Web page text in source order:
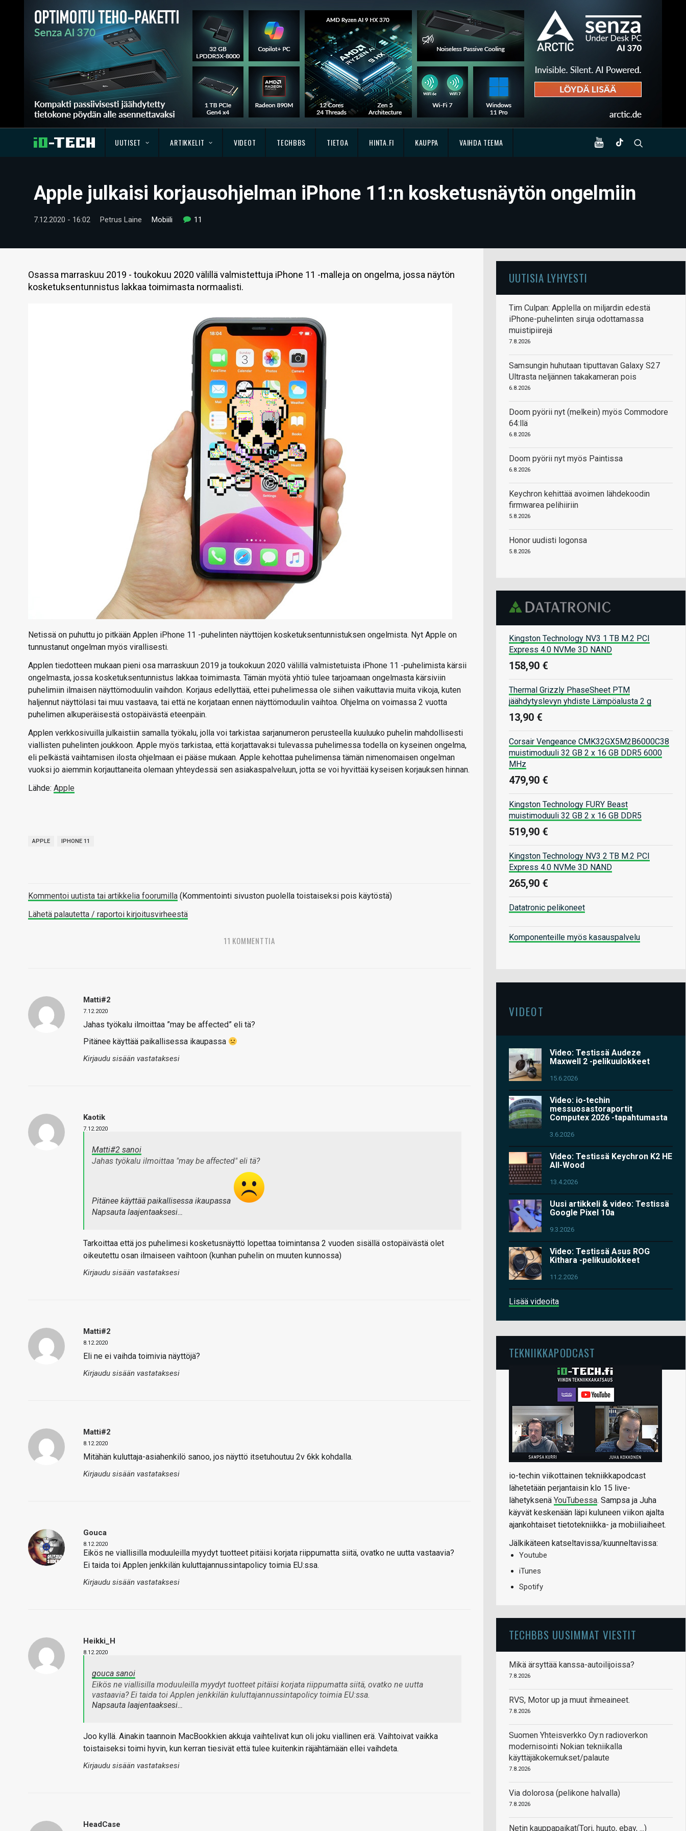
UUTISET ARTIKKELIT VIDEOT TECHBBS TIETOA HINTA.FI KAUPPA VAIHDA TEEMA
Apple julkaisi korjausohjelman iPhone 11:n kosketusnäytön ongelmiin
7.12.2020 - 16:02 Petrus Laine Mobiili 11
Osassa marraskuu 2019 - toukokuu 2020 välillä valmistettuja iPhone 11 -malleja on ongelma, jossa näytön
kosketuksentunnistus lakkaa toimimasta normaalisti.
Netissä on puhuttu jo pitkään Applen iPhone 11 -puhelinten näyttöjen kosketuksentunnistuksen ongelmista. Nyt Apple on
tunnustanut ongelman myös virallisesti.
Applen tiedotteen mukaan pieni osa marraskuun 2019 ja toukokuun 2020 välillä valmistetuista iPhone 11 -puhelimista kärsii
ongelmasta, jossa kosketuksentunnistus lakkaa toimimasta. Tämän myötä yhtiö tulee tarjoamaan ongelmasta kärsiviin
puhelimiin ilmaisen näyttömoduulin vaihdon. Korjaus edellyttää, ettei puhelimessa ole siihen vaikuttavia muita vikoja, kuten
haljennut näyttölasi tai muu vastaava, tai että ne korjataan ennen näyttömoduulin vaihtoa. Ohjelma on voimassa 2 vuotta
puhelimen alkuperäisestä ostopäivästä eteenpäin.
Applen verkkosivuilla julkaistiin samalla työkalu, jolla voi tarkistaa sarjanumeron perusteella kuuluuko puhelin mahdollisesti
viallisten puhelinten joukkoon. Apple myös tarkistaa, että korjattavaksi tulevassa puhelimessa todella on kyseinen ongelma,
eli pelkästä vaihtamisen ilosta ohjelmaan ei pääse mukaan. Apple kehottaa puhelimensa tämän nimenomaisen ongelman
vuoksi jo aiemmin korjauttaneita olemaan yhteydessä sen asiakaspalveluun, jotta se voi hyvittää kyseisen korjauksen hinnan.
Lähde: Apple
APPLE IPHONE 11
Kommentoi uutista tai artikkelia foorumilla (Kommentointi sivuston puolella toistaiseksi pois käytöstä)
Lähetä palautetta / raportoi kirjoitusvirheestä
11 KOMMENTTIA
Matti#2
7.12.2020
Jahas työkalu ilmoittaa ”may be affected” eli tä?
Pitänee käyttää paikallisessa ikaupassa
Kirjaudu sisään vastataksesi
Kaotik
7.12.2020
Matti#2 sanoi
Jahas työkalu ilmoittaa "may be affected" eli tä?
Pitänee käyttää paikallisessa ikaupassa
Napsauta laajentaaksesi…
Tarkoittaa että jos puhelimesi kosketusnäyttö lopettaa toimintansa 2 vuoden sisällä ostopäivästä olet
oikeutettu osan ilmaiseen vaihtoon (kunhan puhelin on muuten kunnossa)
Kirjaudu sisään vastataksesi
Matti#2
8.12.2020
Eli ne ei vaihda toimivia näyttöjä?
Kirjaudu sisään vastataksesi
Matti#2
8.12.2020
Mitähän kuluttaja-asiahenkilö sanoo, jos näyttö itsetuhoutuu 2v 6kk kohdalla.
Kirjaudu sisään vastataksesi
Gouca
8.12.2020
Eikös ne viallisilla moduuleilla myydyt tuotteet pitäisi korjata riippumatta siitä, ovatko ne uutta vastaavia?
Ei taida toi Applen jenkkilän kuluttajannussintapolicy toimia EU:ssa.
Kirjaudu sisään vastataksesi
Heikki_H
8.12.2020
gouca sanoi
Eikös ne viallisilla moduuleilla myydyt tuotteet pitäisi korjata riippumatta siitä, ovatko ne uutta
vastaavia? Ei taida toi Applen jenkkilän kuluttajannussintapolicy toimia EU:ssa.
Napsauta laajentaaksesi…
Joo kyllä. Ainakin taannoin MacBookkien akkuja vaihtelivat kun oli joku viallinen erä. Vaihtoivat vaikka
toistaiseksi toimi hyvin, kun kerran tiesivät että tulee kuitenkin räjähtämään ellei vaihdeta.
Kirjaudu sisään vastataksesi
HeadCase
UUTISIA LYHYESTI
Tim Culpan: Applella on miljardin edestä
iPhone-puhelinten siruja odottamassa
muistipiirejä
7.8.2026
Samsungin huhutaan tiputtavan Galaxy S27
Ultrasta neljännen takakameran pois
6.8.2026
Doom pyörii nyt (melkein) myös Commodore
64:llä
6.8.2026
Doom pyörii nyt myös Paintissa
6.8.2026
Keychron kehittää avoimen lähdekoodin
firmwarea pelihiiriin
5.8.2026
Honor uudisti logonsa
5.8.2026
Kingston Technology NV3 1 TB M.2 PCI
Express 4.0 NVMe 3D NAND
158,90 €
Thermal Grizzly PhaseSheet PTM
jäähdytyslevyn yhdiste Lämpöalusta 2 g
13,90 €
Corsair Vengeance CMK32GX5M2B6000C38
muistimoduuli 32 GB 2 x 16 GB DDR5 6000
MHz
479,90 €
Kingston Technology FURY Beast
muistimoduuli 32 GB 2 x 16 GB DDR5
519,90 €
Kingston Technology NV3 2 TB M.2 PCI
Express 4.0 NVMe 3D NAND
265,90 €
Datatronic pelikoneet
Komponenteille myös kasauspalvelu
VIDEOT
Video: Testissä Audeze
Maxwell 2 -pelikuulokkeet
15.6.2026
Video: io-techin
messuosastoraportit
Computex 2026 -tapahtumasta
3.6.2026
Video: Testissä Keychron K2 HE
All-Wood
13.4.2026
Uusi artikkeli & video: Testissä
Google Pixel 10a
9.3.2026
Video: Testissä Asus ROG
Kithara -pelikuulokkeet
11.2.2026
Lisää videoita
TEKNIIKKAPODCAST
io-techin viikottainen tekniikkapodcast
lähetetään perjantaisin klo 15 live-
lähetyksenä YouTubessa. Sampsa ja Juha
käyvät keskenään läpi kuluneen viikon ajalta
ajankohtaiset tietotekniikka- ja mobiiliaiheet.
Jälkikäteen katseltavissa/kuunneltavissa:
Youtube
iTunes
Spotify
TECHBBS UUSIMMAT VIESTIT
Mikä ärsyttää kanssa-autoilijoissa?
7.8.2026
RVS, Motor up ja muut ihmeaineet.
7.8.2026
Suomen Yhteisverkko Oy:n radioverkon
modernisointi Nokian tekniikalla
käyttäjäkokemukset/palaute
7.8.2026
Via dolorosa (pelikone halvalla)
7.8.2026
Netin kauppapaikat(Tori, huuto, ebay, ...)